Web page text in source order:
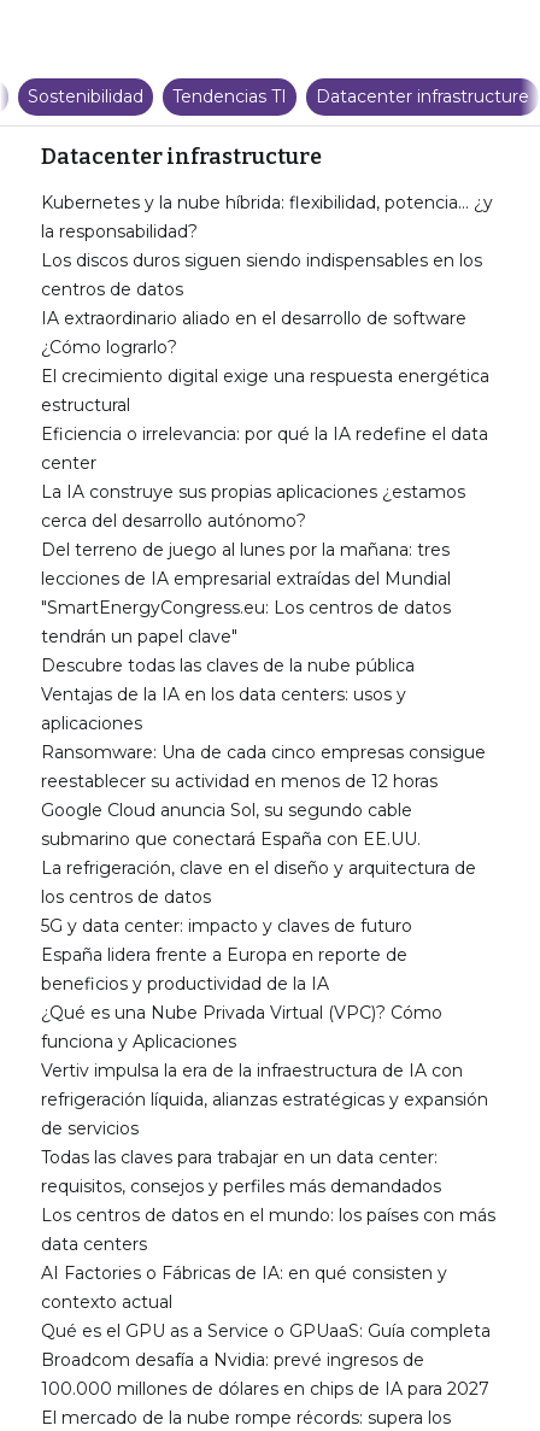
Sostenibilidad Tendencias TI Datacenter infrastructure
Datacenter infrastructure
Kubernetes y la nube híbrida: flexibilidad, potencia… ¿y
la responsabilidad?
Los discos duros siguen siendo indispensables en los
centros de datos
IA extraordinario aliado en el desarrollo de software
¿Cómo lograrlo?
El crecimiento digital exige una respuesta energética
estructural
Eficiencia o irrelevancia: por qué la IA redefine el data
center
La IA construye sus propias aplicaciones ¿estamos
cerca del desarrollo autónomo?
Del terreno de juego al lunes por la mañana: tres
lecciones de IA empresarial extraídas del Mundial
"SmartEnergyCongress.eu: Los centros de datos
tendrán un papel clave"
Descubre todas las claves de la nube pública
Ventajas de la IA en los data centers: usos y
aplicaciones
Ransomware: Una de cada cinco empresas consigue
reestablecer su actividad en menos de 12 horas
Google Cloud anuncia Sol, su segundo cable
submarino que conectará España con EE.UU.
La refrigeración, clave en el diseño y arquitectura de
los centros de datos
5G y data center: impacto y claves de futuro
España lidera frente a Europa en reporte de
beneficios y productividad de la IA
¿Qué es una Nube Privada Virtual (VPC)? Cómo
funciona y Aplicaciones
Vertiv impulsa la era de la infraestructura de IA con
refrigeración líquida, alianzas estratégicas y expansión
de servicios
Todas las claves para trabajar en un data center:
requisitos, consejos y perfiles más demandados
Los centros de datos en el mundo: los países con más
data centers
AI Factories o Fábricas de IA: en qué consisten y
contexto actual
Qué es el GPU as a Service o GPUaaS: Guía completa
Broadcom desafía a Nvidia: prevé ingresos de
100.000 millones de dólares en chips de IA para 2027
El mercado de la nube rompe récords: supera los